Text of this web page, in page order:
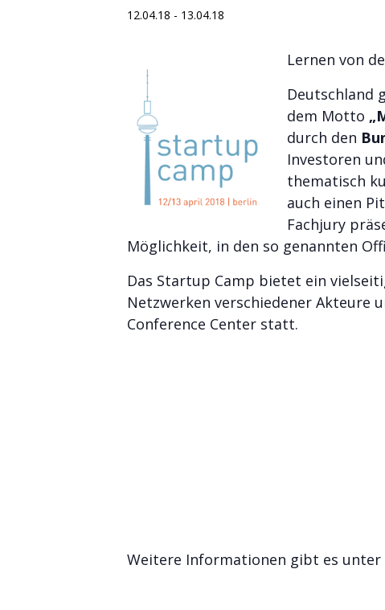
12.04.18 - 13.04.18
Lernen von
Deutschland
dem Motto
durch den
Investoren
thematisch
auch einen
Fachjury
Möglichkeit, in den so genannten
Das Startup Camp bietet ein
Netzwerken verschiedener Akteure
Conference Center statt.
Weitere Informationen gibt es unter